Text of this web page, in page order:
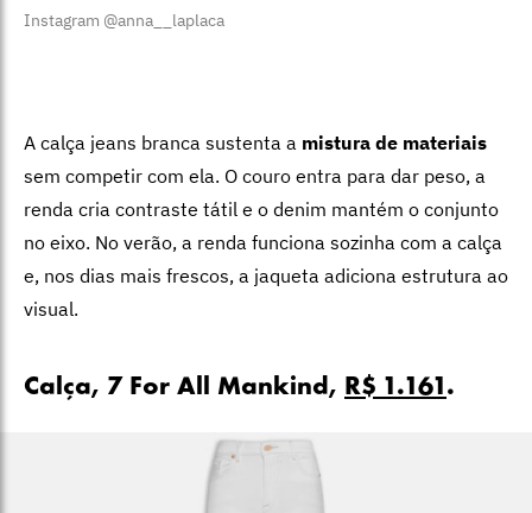
Instagram @anna__laplaca
A calça jeans branca sustenta a mistura de materiais
sem competir com ela. O couro entra para dar peso, a
renda cria contraste tátil e o denim mantém o conjunto
no eixo. No verão, a renda funciona sozinha com a calça
e, nos dias mais frescos, a jaqueta adiciona estrutura ao
visual.
Calça, 7 For All Mankind, R$ 1.161 .